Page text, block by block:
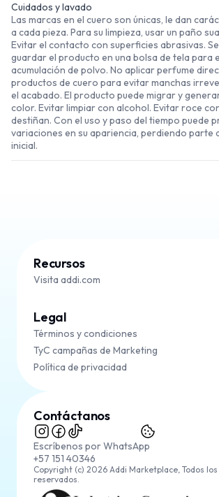
Cuidados y lavado
Las marcas en el cuero son únicas, le dan
a cada pieza. Para su limpieza, usar un paño
Evitar el contacto con superficies abrasivas.
guardar el producto en una bolsa de tela para
acumulación de polvo. No aplicar perfume
productos de cuero para evitar manchas
el acabado. El producto puede migrar y
color. Evitar limpiar con alcohol. Evitar roce
destiñan. Con el uso y paso del tiempo puede
variaciones en su apariencia, perdiendo parte
inicial.
Recursos
Visita addi.com
Legal
Términos y condiciones
TyC campañas de Marketing
Política de privacidad
Contáctanos
Escríbenos por WhatsApp
+57 151 40346
Copyright (c) 2026 Addi Marketplace, Todos
reservados.